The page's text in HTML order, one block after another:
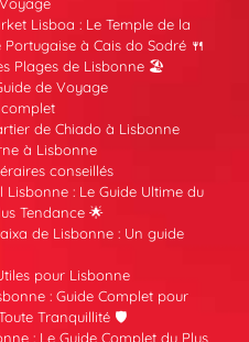
Lisboa : Le Temple de la
à Cais do Sodré 🍴
Plages de Lisbonne 🏖️
de Voyage
de Chiado à Lisbonne
à Lisbonne
conseillés
Lisbonne : Le Guide Ultime du
Tendance 🌟
de Lisbonne : Un guide
pour Lisbonne
: Guide Complet pour
Tranquillité 🛡️
: Le Guide Complet du Plus